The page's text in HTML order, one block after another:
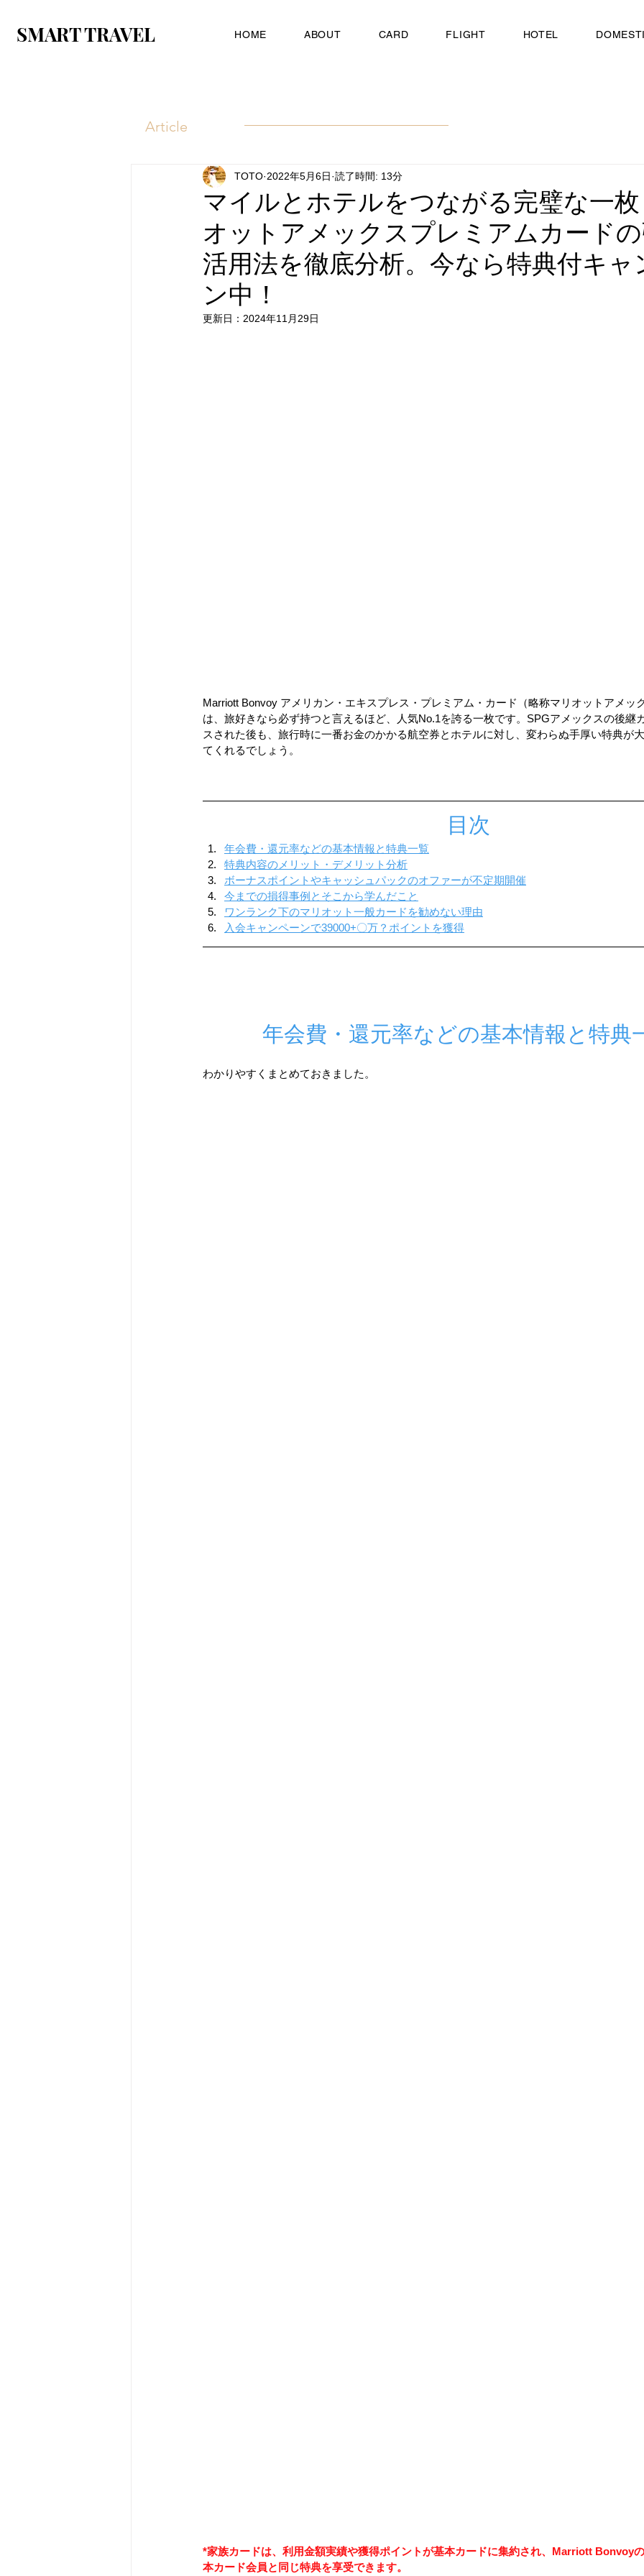
SMART TRAVEL HOME ABOUT CARD FLIGHT HOTEL
Article
マイルとホテルをつながる完璧な一
オットアメックスプレミアムカード
活用法を徹底分析。今なら特典付キャ
ン中！
TOTO 2022年5月6日 読了時間: 13分
更新日： 2024年11月29日
Marriott Bonvoy アメリカン・エキスプレス・プレミアム・カード（略称マリオットアメッ
は、旅好きなら必ず持つと言えるほど、人気No.1を誇る一枚です。SPGアメックスの後継
スされた後も、旅行時に一番お金のかかる航空券とホテルに対し、変わらぬ手厚い特典が
てくれるでしょう。
目次
年会費・還元率などの基本情報と特典一覧
特典内容のメリット・デメリット分析
ボーナスポイントやキャッシュパックのオファーが不定期開催
今までの損得事例とそこから学んだこと
ワンランク下のマリオット一般カードを勧めない理由
入会キャンペーンで39000+〇万？ポイントを獲得
年会費・還元率などの基本情報と特典
わかりやすくまとめておきました。
*家族カードは、利用金額実績や獲得ポイントが基本カードに集約され、Marriott Bonvoy
本カード会員と同じ特典を享受できます。